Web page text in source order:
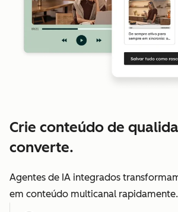
Crie conteúdo de
converte.
Agentes de IA integrados
em conteúdo multicanal rapidamente.